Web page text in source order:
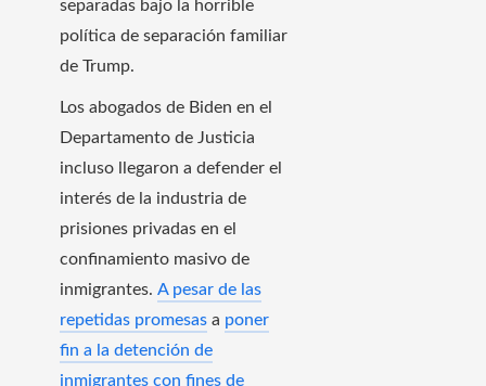
separadas bajo la horrible
política de separación familiar
de Trump.
Los abogados de Biden en el
Departamento de Justicia
incluso llegaron a defender el
interés de la industria de
prisiones privadas en el
confinamiento masivo de
inmigrantes. A pesar de las
repetidas promesas a poner
fin a la detención de
inmigrantes con fines de